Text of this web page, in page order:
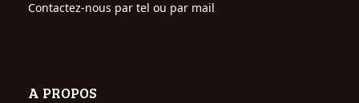
Contactez-nous par tel ou par mail
A PROPOS